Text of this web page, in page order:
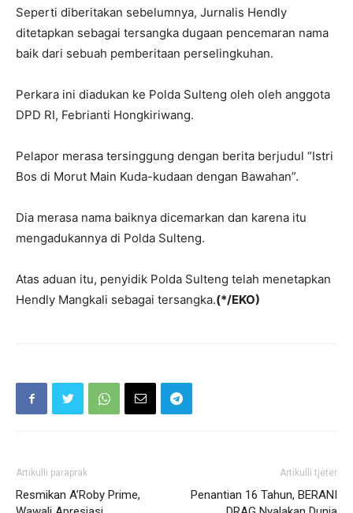
Seperti diberitakan sebelumnya, Jurnalis Hendly
ditetapkan sebagai tersangka dugaan pencemaran nama
baik dari sebuah pemberitaan perselingkuhan.
Perkara ini diadukan ke Polda Sulteng oleh oleh anggota
DPD RI, Febrianti Hongkiriwang.
Pelapor merasa tersinggung dengan berita berjudul “Istri
Bos di Morut Main Kuda-kudaan dengan Bawahan”.
Dia merasa nama baiknya dicemarkan dan karena itu
mengadukannya di Polda Sulteng.
Atas aduan itu, penyidik Polda Sulteng telah menetapkan
Hendly Mangkali sebagai tersangka.(*/EKO)
Artikulli paraprak
Resmikan A’Roby Prime,
Artikulli tjetër
Penantian 16 Tahun, BERANI